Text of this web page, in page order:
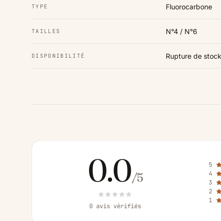
TYPE Fluorocarbone
TAILLES N°4 / N°6
DISPONIBILITÉ Rupture de stock
0.0/5
0 avis vérifiés
5
4
3
2
1